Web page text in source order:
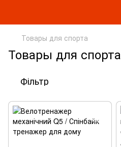
Товары для спорта
Товары для спорта
Фільтр